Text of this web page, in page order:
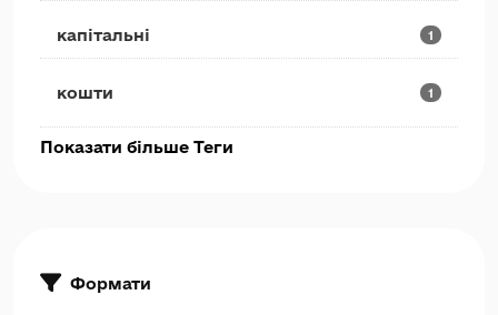
капітальні 1
кошти 1
Показати більше Теги
Формати